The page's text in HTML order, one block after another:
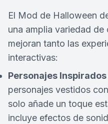
El Mod de Halloween
una amplia variedad
mejoran tanto las
interactivas:
Personajes
personajes vestidos
solo añade un toque
incluye efectos de